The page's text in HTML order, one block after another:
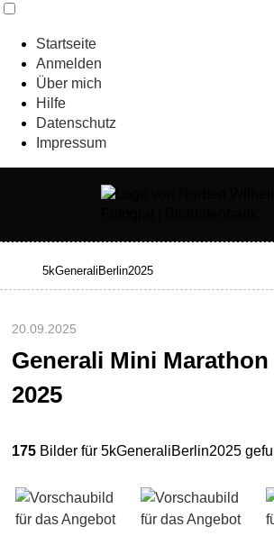
Startseite
Anmelden
Über mich
Hilfe
Datenschutz
Impressum
20.09.2025
Generali Mini
2025
175 Bilder für 5kGeneraliBerlin2025